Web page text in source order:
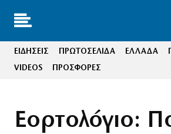
ΕΙΔΗΣΕΙΣ ΠΡΩΤΟΣΕΛΙΔΑ ΕΛΛΑΔΑ
VIDEOS
ΠΡΟΣΦΟΡΕΣ
Εορτολόγιο: